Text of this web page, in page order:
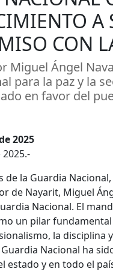
A
CON
Miguel Ángel
para la paz y la
en favor del
2025
de la Guardia
de Nayarit, Miguel
Nacional. El
un pilar
la disciplina
Nacional ha
estado y en todo el